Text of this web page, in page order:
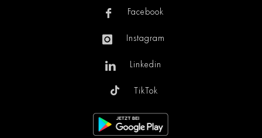
Facebook
Instagram
Linkedin
TikTok